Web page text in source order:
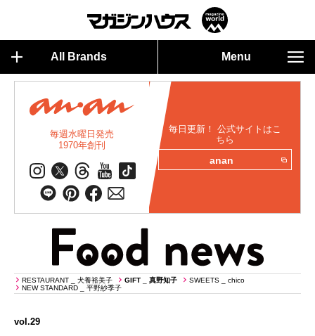
All Brands Menu
毎週水曜日発売
1970年創刊
毎日更新！ 公式サイトはこ
ちら
anan
RESTAURANT _ 犬養裕美子 GIFT _ 真野知子
SWEETS _ chico
NEW STANDARD _ 平野紗季子
vol.29